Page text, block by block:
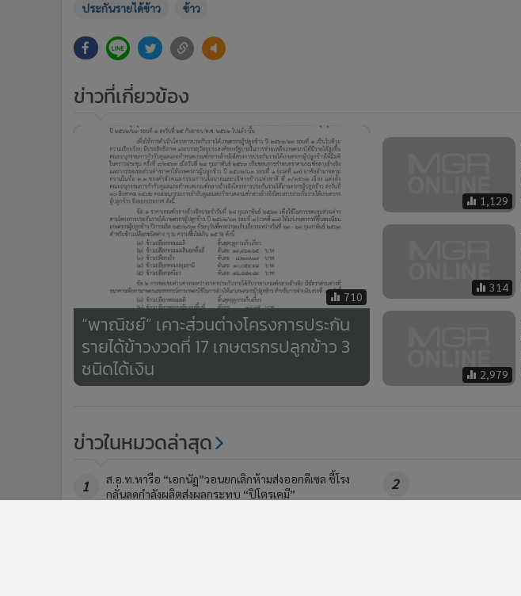
ประกันรายได้ข้าว ข้าว
ข่าวที่เกี่ยวข้อง
710
“พาณิชย์” เคาะส่วนต่างโครงการประกัน
รายได้ข้าวงวดที่ 17 เกษตรกรปลูกข้าว 3
ชนิดได้เงิน
1,129
314
2,979
ข่าวในหมวดล่าสุด
1
ส.อ.ท.หารือ “เอกนัฏ”วอนยกเลิกห้ามส่งออกดีเซล ชี้โรง
กลั่นลดกำลังผลิตส่งผลกระทบ “ปิโตรเคมี”
2